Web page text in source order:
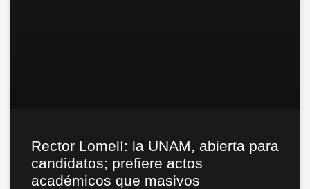
Rector Lomelí: la UNAM, abierta para
candidatos; prefiere actos
académicos que masivos